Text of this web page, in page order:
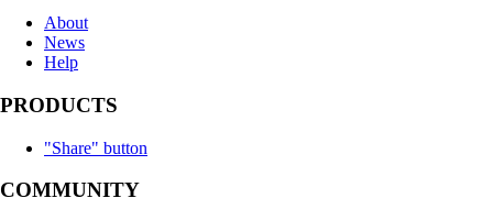
About
News
Help
PRODUCTS
"Share" button
COMMUNITY